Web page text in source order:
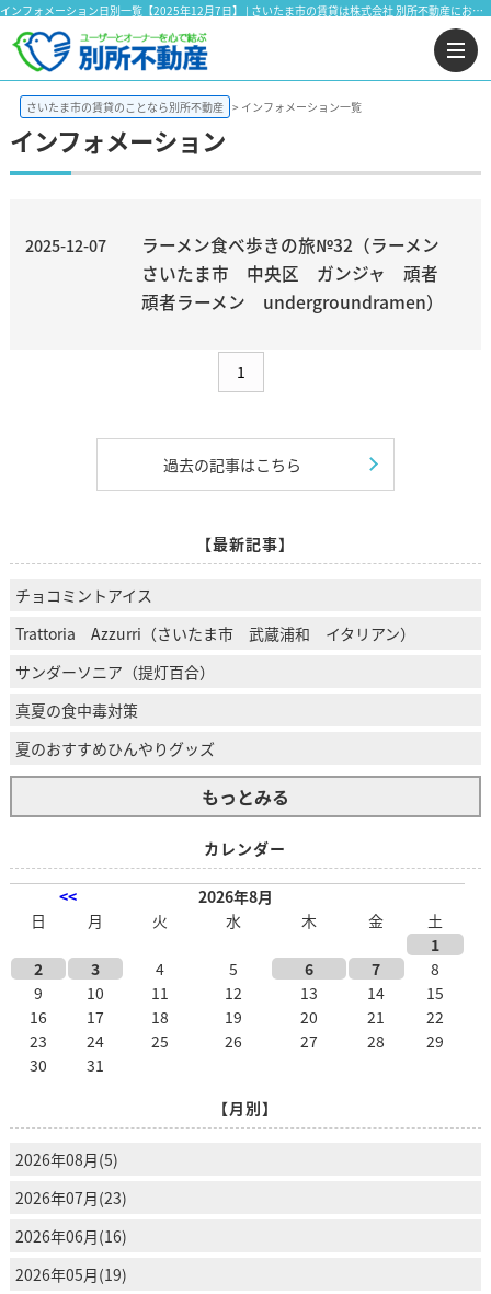
インフォメーション日別一覧【2025年12月7日】 | さいたま市の賃貸は株式会社 別所不動産にお任せ下さい！
さいたま市の賃貸のことなら別所不動産 インフォメーション一覧
インフォメーション
2025-12-07
ラーメン食べ歩きの旅№32（ラーメン
さいたま市 中央区 ガンジャ 頑者
頑者ラーメン undergroundramen）
1
過去の記事はこちら
【最新記事】
チョコミントアイス
Trattoria Azzurri（さいたま市 武蔵浦和 イタリアン）
サンダーソニア（提灯百合）
真夏の食中毒対策
夏のおすすめひんやりグッズ
もっとみる
カレンダー
<<
2026年8月
日
月 火 水 木 金
土
1
2
3 4 5 6 7
8
9
10 11 12 13 14
15
16
17 18 19 20 21
22
23
24 25 26 27 28
29
30
31
【月別】
2026年08月(5)
2026年07月(23)
2026年06月(16)
2026年05月(19)